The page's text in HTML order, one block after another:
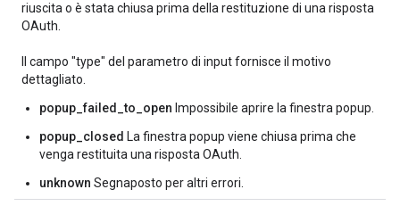
riuscita o è stata chiusa prima della restituzione di una risposta
OAuth.
Il campo "type" del parametro di input fornisce il motivo
dettagliato.
popup_failed_to_open Impossibile aprire la finestra popup.
popup_closed La finestra popup viene chiusa prima che
venga restituita una risposta OAuth.
unknown Segnaposto per altri errori.